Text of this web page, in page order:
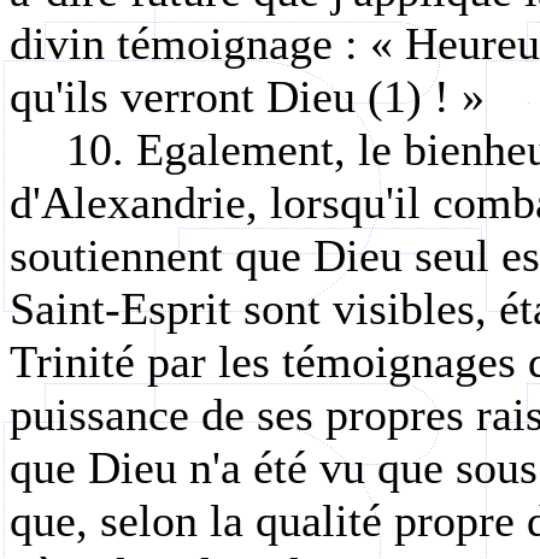
divin témoignage : «
qu'ils verront Dieu (1) ! »
10. Egalement, le
d'Alexandrie, lorsqu'il
soutiennent que Dieu seul
Saint-Esprit sont visibles,
Trinité par les témoignages
puissance de ses propres
que Dieu n'a été vu que
que, selon la qualité